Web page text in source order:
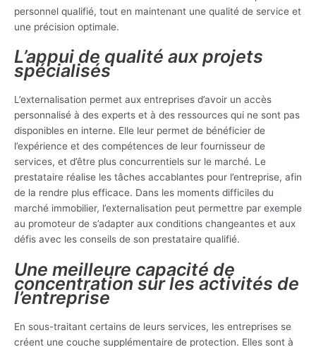
personnel qualifié, tout en maintenant une qualité de service et
une précision optimale.
L’appui de qualité aux projets
spécialisés
L’externalisation permet aux entreprises d’avoir un accès
personnalisé à des experts et à des ressources qui ne sont pas
disponibles en interne. Elle leur permet de bénéficier de
l’expérience et des compétences de leur fournisseur de
services, et d’être plus concurrentiels sur le marché. Le
prestataire réalise les tâches accablantes pour l’entreprise, afin
de la rendre plus efficace. Dans les moments difficiles du
marché immobilier, l’externalisation peut permettre par exemple
au promoteur de s’adapter aux conditions changeantes et aux
défis avec les conseils de son prestataire qualifié.
Une meilleure capacité de
concentration sur les activités de
l’entreprise
En sous-traitant certains de leurs services, les entreprises se
créent une couche supplémentaire de protection. Elles sont à